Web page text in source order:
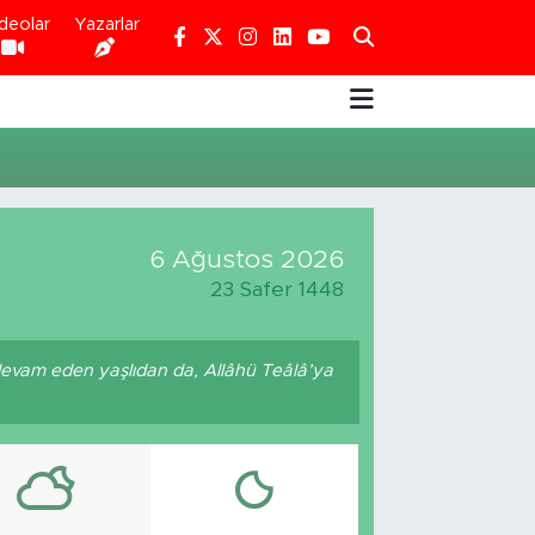
Yazarlar
6 Ağustos 2026
23 Safer 1448
eden yaşlıdan da, Allâhü Teâlâ’ya